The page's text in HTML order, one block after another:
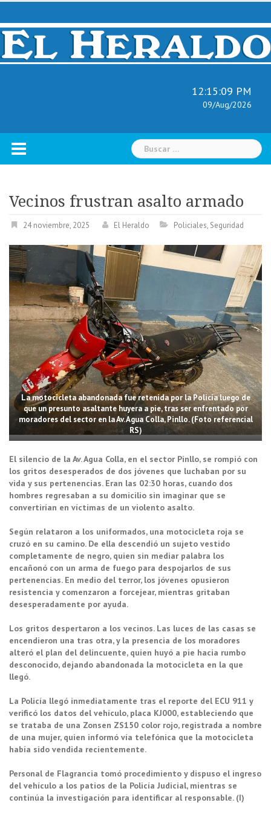
Skip
content
12:15:10 PM
09/Aug/2026
Buscar:
Vecinos frustran asalto armado
24 noviembre, 2025 El Heraldo Policiales, Seguridad
La motocicleta abandonada fue retenida por la Policía luego de
que un presunto asaltante huyera a pie, tras ser enfrentado por
moradores del sector en la Av. Agua Colla, Pinllo. (Foto referencial
RS)
El silencio de la Av. Agua Colla, en el sector Pinllo, se rompió con
los gritos desesperados de dos jóvenes que luchaban por su
vida y sus pertenencias. Eran las 02:30 horas, cuando dos
hombres regresaban a su domicilio sin imaginar que se
convertirían en víctimas de un violento asalto.
Según relataron a los uniformados, una motocicleta roja se
cruzó en su camino. De ella descendió un sujeto vestido
completamente de negro, quien sin mediar palabra los
encañonó con un arma de fuego para despojarlos de sus
pertenencias. En medio del terror, los jóvenes opusieron
resistencia y comenzaron a forcejear, mientras gritaban
desesperadamente por ayuda.
Los gritos despertaron a los vecinos. Las luces de las casas se
encendieron una tras otra, y la presencia de los moradores
alteró el plan del delincuente, quien huyó a pie hacia rumbo
desconocido, dejando abandonada la motocicleta en la que
llegó.
La Policía llegó inmediatamente tras el reporte del ECU 911 y
verificó los datos del vehículo, placa KJ000, estableciendo que
se trataba de una Zonsen ZS150 color rojo, registrada a nombre
de una mujer, quien informó vía telefónica que la motocicleta
había sido vendida recientemente.
Personal de Flagrancia tomó procedimiento y dispuso el ingreso
del vehículo a los patios de la Policía Judicial, mientras se
continúa la investigación para identificar al responsable. (I)